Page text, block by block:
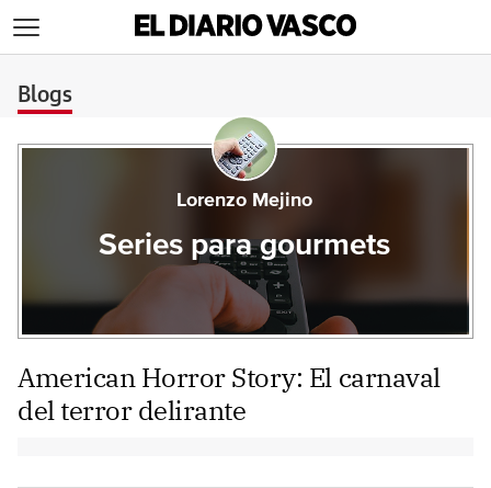
Blogs
Lorenzo Mejino
Series para gourmets
American Horror Story: El carnaval
del terror delirante